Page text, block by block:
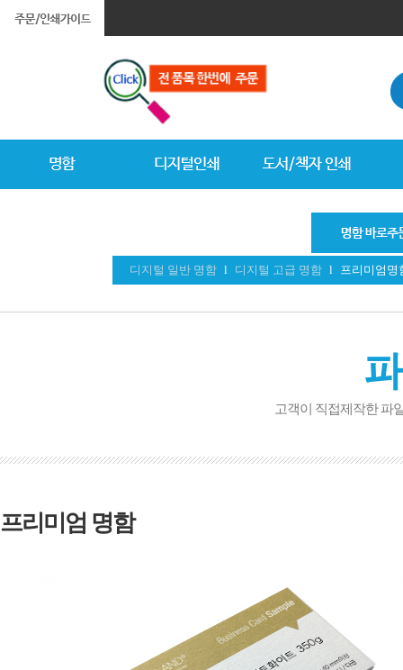
디지털 일반 명함 l 디지털 고급 명함 l 프리미엄명
고객이 직접제작한 파
프리미엄 명함